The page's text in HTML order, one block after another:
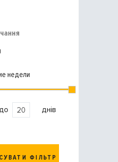
недели
днів
ФІЛЬТР